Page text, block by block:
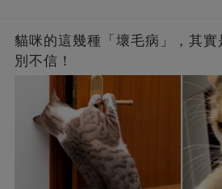
貓咪的這幾種「壞毛病」，其實
別不信！